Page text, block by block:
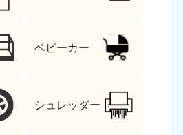
ベビーカー
シュレッダー